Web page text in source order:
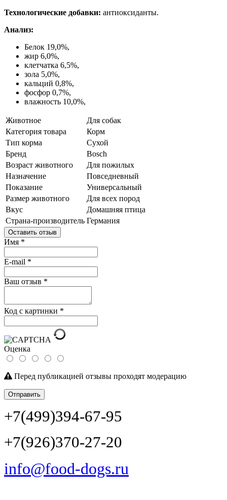
Технологические добавки: антиоксиданты.
Анализ:
Белок 19,0%,
жир 6,0%,
клетчатка 6,5%,
зола 5,0%,
кальций 0,8%,
фосфор 0,7%,
влажность 10,0%,
Животное
Для собак
Категория товара
Корм
Тип корма
Сухой
Бренд
Bosch
Возраст животного
Для пожилых
Назначение
Повседневный
Показание
Универсальный
Размер животного
Для всех пород
Вкус
Домашняя птица
Страна-производитель Германия
Оставить отзыв
Имя *
E-mail *
Ваш отзыв *
Код с картинки *
Оценка
Перед публикацией отзывы проходят модерацию
Отправить
+7(499)394-67-95
+7(926)370-27-20
info@food-dogs.ru